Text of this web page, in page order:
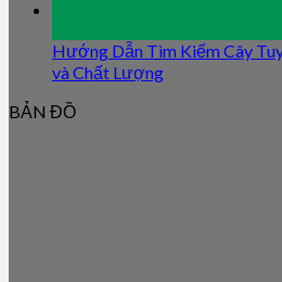
Hướng Dẫn Tìm Kiếm Cây
và Chất Lượng
BẢN ĐỒ